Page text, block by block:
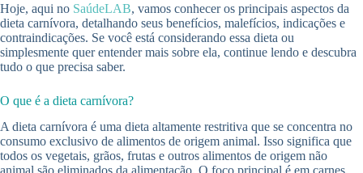
Hoje, aqui no SaúdeLAB, vamos conhecer os principais aspectos da
dieta carnívora, detalhando seus benefícios, malefícios, indicações e
contraindicações. Se você está considerando essa dieta ou
simplesmente quer entender mais sobre ela, continue lendo e descubra
tudo o que precisa saber.
O que é a dieta carnívora?
A dieta carnívora é uma dieta altamente restritiva que se concentra no
consumo exclusivo de alimentos de origem animal. Isso significa que
todos os vegetais, grãos, frutas e outros alimentos de origem não